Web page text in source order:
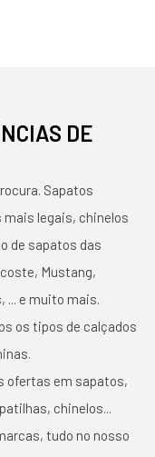
DE
Sapatos
legais, chinelos
de sapatos das
Mustang,
... e muito mais.
os tipos de calçados
ofertas em sapatos,
chinelos...
tudo no nosso